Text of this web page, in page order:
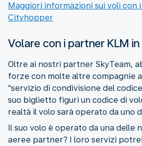
Maggiori informazioni sui voli con
Cityhopper
Volare con i partner KLM
Oltre ai nostri partner SkyTeam,
forze con molte altre compagnie
“servizio di condivisione del
suo biglietto figuri un codice di
realtà il volo sarà operato da uno
Il suo volo è operato da una delle
aeree partner? I loro servizi